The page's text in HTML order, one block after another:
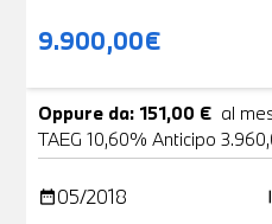
9.900,00€
Oppure da: 151,00 € al
TAEG 10,60% Anticipo
date_range05/2018